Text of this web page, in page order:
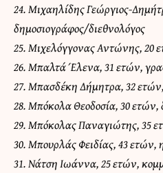
24. Μιχαηλίδης Γεώργιος-
δημοσιογράφος/διεθνολόγος
25. Μιχελόγγονας Αντώνης, 20
26. Μπαλτά Έλενα, 31 ετών,
27. Μπασδέκη Δήμητρα, 32
28. Μπόκολα Θεοδοσία, 30
29. Μπόκολας Παναγιώτης, 35
30. Μπουρλάς Φειδίας, 43
31. Νάτση Ιωάννα, 25 ετών,